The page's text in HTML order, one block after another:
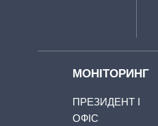
МОНІТОРИНГ
ПРЕЗИДЕНТ І
ОФІС